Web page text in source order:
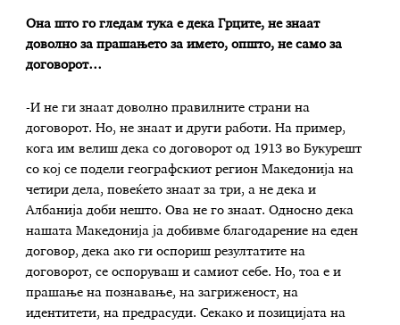
Она што го гледам тука е дека Грците, не знаат
доволно за прашањето за името, општо, не само за
договорот…
-И не ги знаат доволно правилните страни на
договорот. Но, не знаат и други работи. На пример,
кога им велиш дека со договорот од 1913 во Букурешт
со кој се подели географскиот регион Македонија на
четири дела, повеќето знаат за три, а не дека и
Албанија доби нешто. Ова не го знаат. Односно дека
нашата Македонија ја добивме благодарение на еден
договор, дека ако ги оспориш резултатите на
договорот, се оспоруваш и самиот себе. Но, тоа е и
прашање на познавање, на загриженост, на
идентитети, на предрасуди. Секако и позицијата на